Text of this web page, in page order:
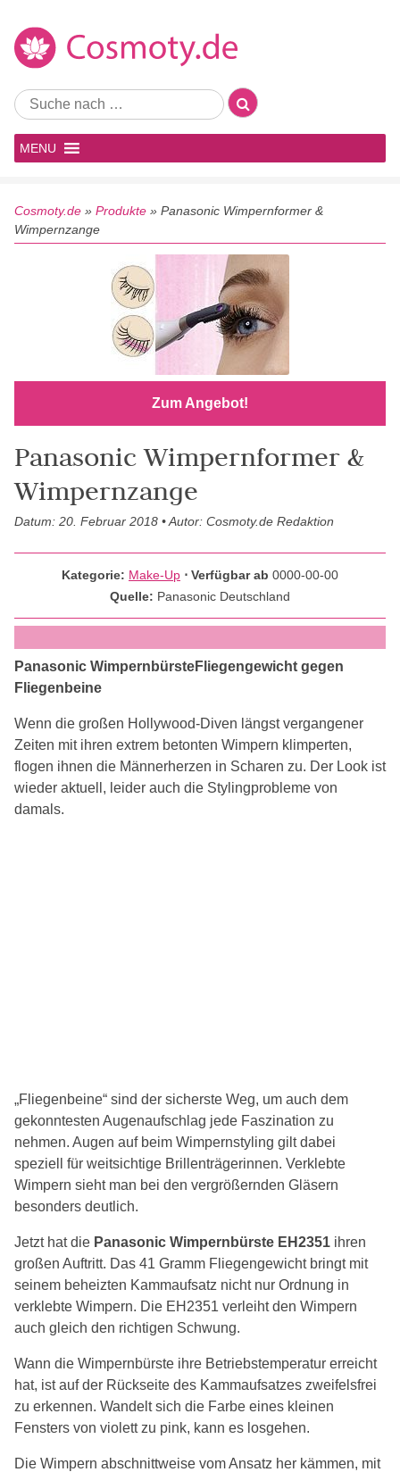
MENU
Cosmoty.de » Produkte » Panasonic Wimpernformer &
Wimpernzange
Zum Angebot!
Panasonic Wimpernformer &
Wimpernzange
Datum: 20. Februar 2018 • Autor: Cosmoty.de Redaktion
Kategorie: Make-Up ⋅ Verfügbar ab 0000-00-00
Quelle: Panasonic Deutschland
Panasonic WimpernbürsteFliegengewicht gegen
Fliegenbeine
Wenn die großen Hollywood-Diven längst vergangener
Zeiten mit ihren extrem betonten Wimpern klimperten,
flogen ihnen die Männerherzen in Scharen zu. Der Look ist
wieder aktuell, leider auch die Stylingprobleme von
damals.
„Fliegenbeine“ sind der sicherste Weg, um auch dem
gekonntesten Augenaufschlag jede Faszination zu
nehmen. Augen auf beim Wimpernstyling gilt dabei
speziell für weitsichtige Brillenträgerinnen. Verklebte
Wimpern sieht man bei den vergrößernden Gläsern
besonders deutlich.
Jetzt hat die Panasonic Wimpernbürste EH2351 ihren
großen Auftritt. Das 41 Gramm Fliegengewicht bringt mit
seinem beheizten Kammaufsatz nicht nur Ordnung in
verklebte Wimpern. Die EH2351 verleiht den Wimpern
auch gleich den richtigen Schwung.
Wann die Wimpernbürste ihre Betriebstemperatur erreicht
hat, ist auf der Rückseite des Kammaufsatzes zweifelsfrei
zu erkennen. Wandelt sich die Farbe eines kleinen
Fensters von violett zu pink, kann es losgehen.
Die Wimpern abschnittweise vom Ansatz her kämmen, mit